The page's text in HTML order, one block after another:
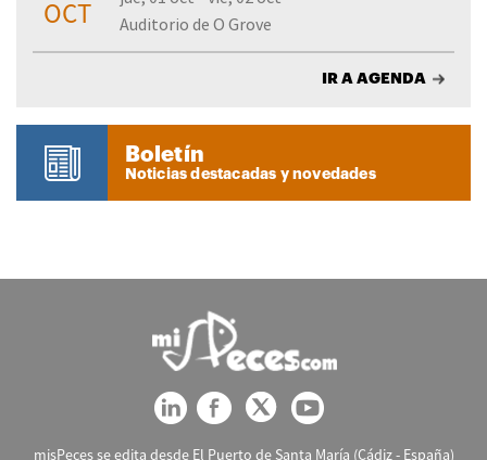
OCT
Auditorio de O Grove
IR A AGENDA
Boletín
Noticias destacadas y novedades
misPeces se edita desde El Puerto de Santa María (Cádiz - España)